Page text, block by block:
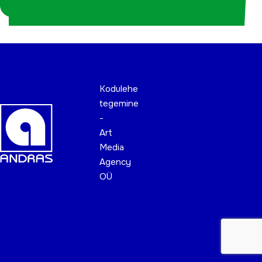
Kodulehe
tegemine
-
Art
Media
Agency
OÜ